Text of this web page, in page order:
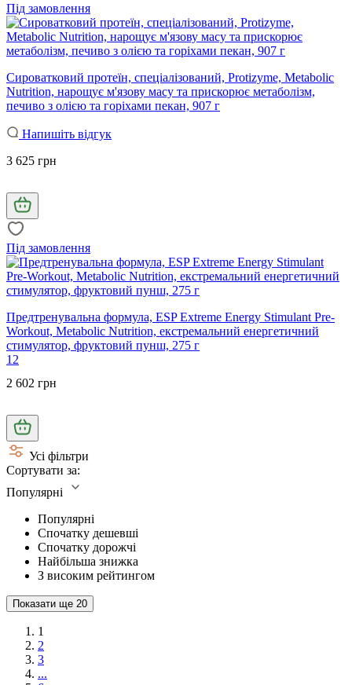
Під замовлення
Сироватковий протеїн, спеціалізований, Protizyme, Metabolic
Nutrition, нарощує м'язову масу та прискорює метаболізм,
печиво з олією та горіхами пекан, 907 г
Напишіть відгук
3 625 грн
Під замовлення
Предтренувальна формула, ESP Extreme Energy Stimulant Pre-
Workout, Metabolic Nutrition, екстремальний енергетичний
стимулятор, фруктовий пунш, 275 г
12
2 602 грн
Усі фільтри
Сортувати за:
Популярні
Популярні
Спочатку дешевші
Спочатку дорожчі
Найбільша знижка
З високим рейтингом
Показати ще 20
1
2
3
...